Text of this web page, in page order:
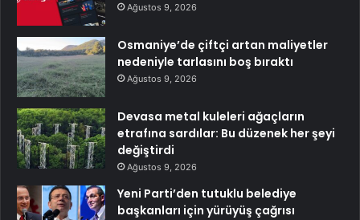
Ağustos 9, 2026
Osmaniye’de çiftçi artan maliyetler
nedeniyle tarlasını boş bıraktı
Ağustos 9, 2026
Devasa metal kuleleri ağaçların
etrafına sardılar: Bu düzenek her şeyi
değiştirdi
Ağustos 9, 2026
Yeni Parti’den tutuklu belediye
başkanları için yürüyüş çağrısı